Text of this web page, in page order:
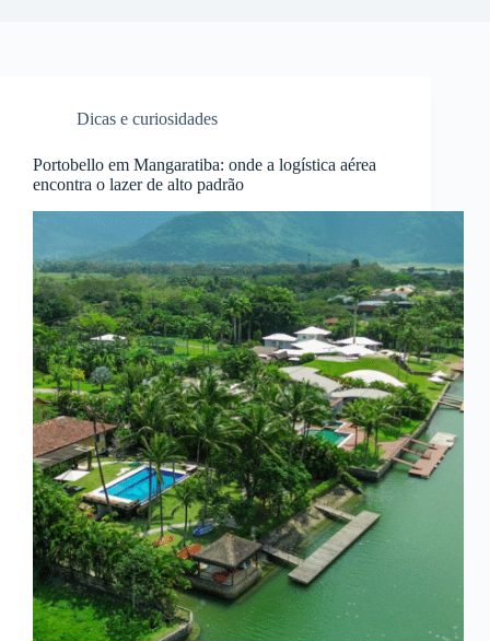
Dicas e curiosidades
Portobello em Mangaratiba: onde a logística aérea
encontra o lazer de alto padrão